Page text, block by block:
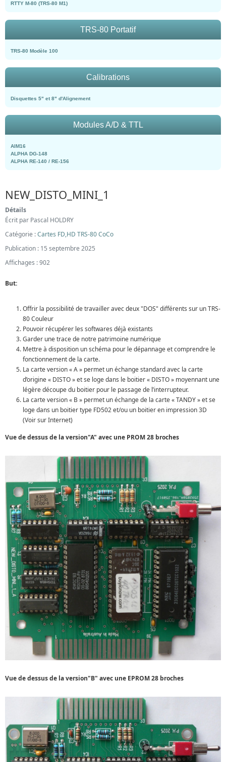
RTTY M-80 (TRS-80 M1)
TRS-80 Portatif
TRS-80 Modèle 100
Calibrations
Disquettes 5" et 8" d'Alignement
Modules A/D & TTL
AIM16
ALPHA DG-148
ALPHA RE-140 / RE-156
NEW_DISTO_MINI_1
Détails
Écrit par Pascal HOLDRY
Catégorie :Cartes FD,HD TRS-80 CoCo
Publication : 15 septembre 2025
Affichages : 902
But:
Offrir la possibilité de travailler avec deux "DOS" différents sur un TRS-
80 Couleur
Pouvoir récupérer les softwares déjà existants
Garder une trace de notre patrimoine numérique
Mettre à disposition un schéma pour le dépannage et comprendre le
fonctionnement de la carte.
La carte version « A » permet un échange standard avec la carte
d’origine « DISTO » et se loge dans le boitier « DISTO » moyennant une
légère découpe du boitier pour le passage de l’interrupteur.
La carte version « B » permet un échange de la carte « TANDY » et se
loge dans un boitier type FD502 et/ou un boitier en impression 3D
(Voir sur Internet)
Vue de dessus de la version"A" avec une PROM 28 broches
Vue de dessus de la version"B" avec une EPROM 28 broches